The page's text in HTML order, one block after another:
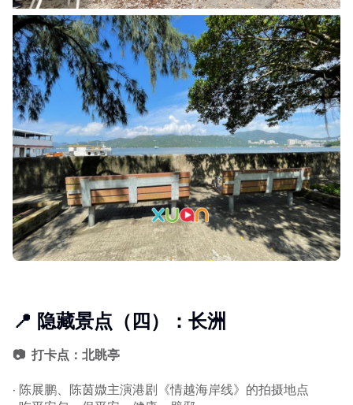
📍 隐藏景点（四）：长洲
📷 打卡点：北眺亭
· 陈展鹏、陈茵媺主演港剧《情越海岸线》的拍摄地点